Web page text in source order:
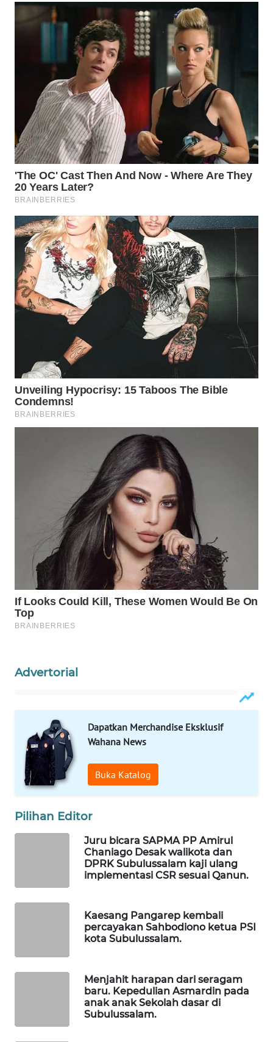
Advertorial
Dapatkan Merchandise Eksklusif
Wahana News
Buka Katalog
Pilihan Editor
Juru bicara SAPMA PP Amirul
Chaniago Desak walikota dan
DPRK Subulussalam kaji ulang
implementasi CSR sesuai Qanun.
Kaesang Pangarep kembali
percayakan Sahbodiono ketua PSI
kota Subulussalam.
Menjahit harapan dari seragam
baru. Kepedulian Asmardin pada
anak anak Sekolah dasar di
Subulussalam.
BORNEO
WAHANA
NEWS
WAHANA
TANI
WAHANA
ADVOKAT
WAHANA
INFRASTRUKTUR
WAHANA
KONSUMEN
WAHANA
TRAVEL
WAHANA
WAHANANEWS
WAHANANEWS
NET
WAHANA
SPORT
WAHANA
PERSONA
WAHANA
OTOMOTIF
WAHANA
WISATA
Network